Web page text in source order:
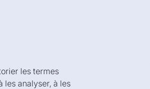
les termes
les analyser, à les